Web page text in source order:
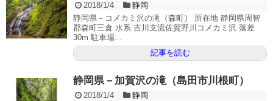
2018/1/4
静岡
静岡県－コメカミ沢の滝（森町） 所在地 静岡県周智
郡森町三倉 水系 吉川支流佐賀野川コメカミ沢 落差
30m 駐車場...
記事を読む
静岡県－加賀沢の滝（島田市川根町）
2018/1/4
静岡